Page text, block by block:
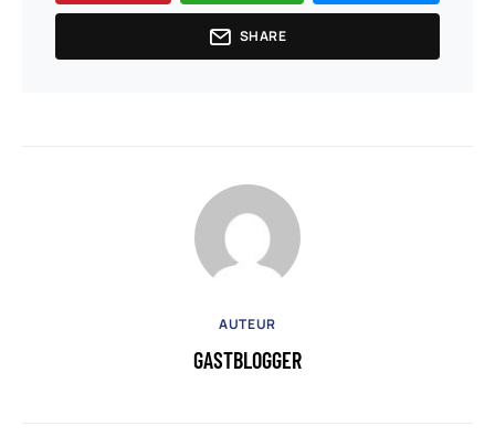
SHARE
AUTEUR
GASTBLOGGER